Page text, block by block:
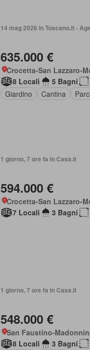
14 mag 2026 in Toscano.it -
635.000 €
Crocetta-San Lazzaro-
8 Locali
5 Bagni
Giardino
Cantina
1 giorno, 7 ore fa in Casa.it
594.000 €
Crocetta-San Lazzaro-
7 Locali
3 Bagni
1 giorno, 7 ore fa in Casa.it
548.000 €
San Faustino-
8 Locali
3 Bagni